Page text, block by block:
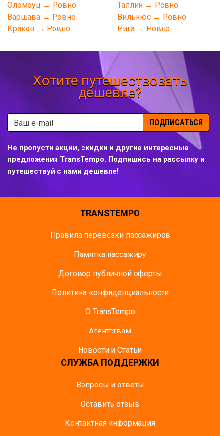
Оломоуц → Ровно
Варшава → Ровно
Краков → Ровно
Таллин → Ровно
Вильнюс → Ровно
Рига → Ровно
Хотите путешествовать
дешевле?
ПОДПИСАТЬСЯ
Не пропусти акции, скидки и другие интересные
предложения TransTempo. Подпишись на рассылку и
путешествуй с нами дешевле!
TRANSTEMPO
Правила перевозки пассажиров
Памятка пасcажиру
Договор публичной оферты
Политика конфиденциальности
О TransTempo
Агентствам
Новости и Статьи
СЛУЖБА ПОДДЕРЖКИ
Вопросы и ответы
Оставить отзыв
Контактная информация